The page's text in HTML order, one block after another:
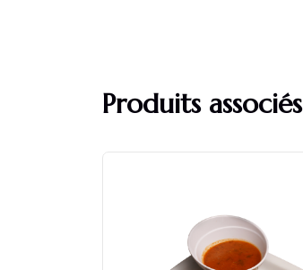
Produits associés